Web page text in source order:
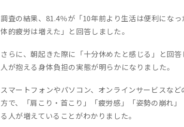
調査の結果、81.4％が「10年前より生活は便利にな
体的疲労は増えた」と回答しました。
さらに、朝起きた際に「十分休めたと感じる」と回
人が抱える身体負担の実態が明らかになりました。
スマートフォンやパソコン、オンラインサービスな
方で、「肩こり・首こり」「疲労感」「姿勢の崩れ
る人が増えていることがわかりました。